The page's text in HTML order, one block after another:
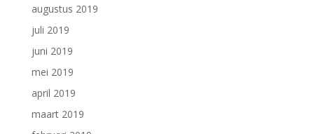
augustus 2019
juli 2019
juni 2019
mei 2019
april 2019
maart 2019